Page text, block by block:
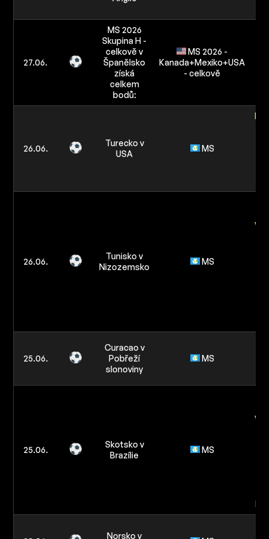
27.06.
MS 2026
Skupina H -
celkově v
Španělsko
získá
celkem
bodů:
MS 2026 -
Kanada+Mexiko+USA
- celkově
26.06.
Turecko v
USA
MS
26.06.
Tunisko v
Nizozemsko
MS
v
25.06.
Curacao v
Pobřeží
slonoviny
MS
25.06.
Skotsko v
Brazílie
MS
v
Norsko v